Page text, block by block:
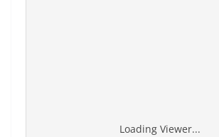
Loading Viewer...